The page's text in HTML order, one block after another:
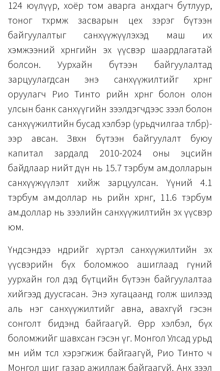
124 юүлүүр, хоёр том аварга анхдагч бутлуур,
тоног төхөрөөмж засварын цех зэрэг бүтээн
байгуулалтыг санхүүжүүлэхэд маш их
хэмжээний хөрөнгийн эх үүсвэр шаардлагатай
болсон. Уурхайн бүтээн байгуулалтад
зарцуулагдсан энэ санхүүжилтийг хөрөнгө
оруулагч Рио Тинто өөрийн хөрөнгө болон олон
улсын банк санхүүгийн зээлдэгчдээс зээл болон
санхүүжилтийн бусад хэлбэр (урьдчилгаа төлбөр)-
ээр авсан. Зөвхөн бүтээн байгуулалт буюу
капитал зардалд 2010-2024 оны эцсийн
байдлаар нийт дүн нь 15.7 тэрбум ам.долларын
санхүүжүүлэлт хийж зарцуулсан. Үүний 4.1
тэрбум ам.доллар нь өөрийн хөрөнгө, 11.6 тэрбум
ам.доллар нь зээлийн санхүүжилтийн эх үүсвэр
юм.
Үндсэндээ өнөөдрийг хүртэл санхүүжилтийн эх
үүсвэрийн бүх боломжоо ашиглаад гүний
уурхайн гол дэд бүтцийн бүтээн байгуулалтаа
хийгээд дуусгасан. Энэ хугацаанд голж шилээд
аль нэг санхүүжилтийг авна, авахгүй гэсэн
сонголт бидэнд байгаагүй. Өөрөөр хэлбэл, бүх
боломжийг шавхсан гэсэн үг. Монгол Улсад урьд
өмнө ийм төсөл хэрэгжиж байгаагүй, Рио Тинто ч